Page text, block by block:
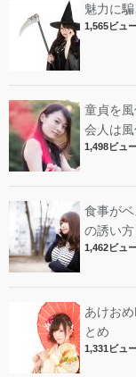
魅力に
1,565ビュ
童貞を
会人は
1,498ビュ
食事が
の誘い
1,462ビュ
あけお
とめ
1,331ビュ